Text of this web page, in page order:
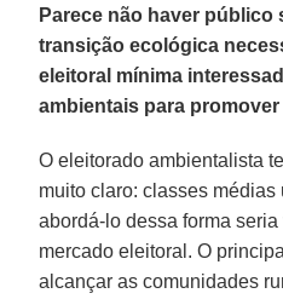
Parece não haver público
transição ecológica
eleitoral mínima
ambientais para
O eleitorado ambientalista
muito claro: classes
abordá-lo dessa forma
mercado eleitoral. O
alcançar as comunidades